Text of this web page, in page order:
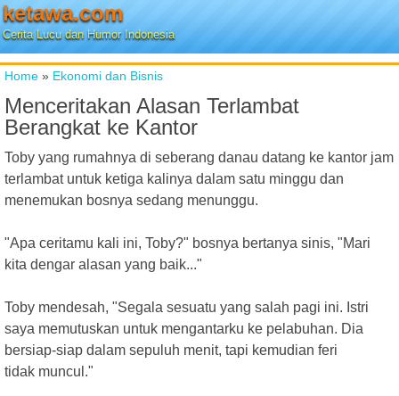
ketawa.com
Cerita Lucu dan Humor Indonesia
Home » Ekonomi dan Bisnis
Menceritakan Alasan Terlambat
Berangkat ke Kantor
Toby yang rumahnya di seberang danau datang ke kantor jam
terlambat untuk ketiga kalinya dalam satu minggu dan
menemukan bosnya sedang menunggu.
"Apa ceritamu kali ini, Toby?" bosnya bertanya sinis, "Mari
kita dengar alasan yang baik..."
Toby mendesah, "Segala sesuatu yang salah pagi ini. Istri
saya memutuskan untuk mengantarku ke pelabuhan. Dia
bersiap-siap dalam sepuluh menit, tapi kemudian feri
tidak muncul."